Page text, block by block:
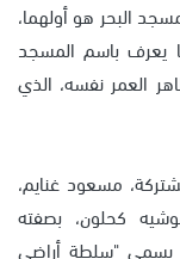
البحر هو أولهما،
يعرف باسم المسجد
العمر نفسه، الذي
مسعود غنايم،
كحلون، بصفته
يسمى "سلطة أراضي